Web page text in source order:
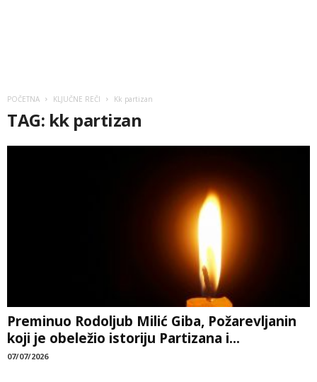
POČETNA KLJUČNE REČI Kk partizan
TAG: kk partizan
Preminuo Rodoljub Milić Giba, Požarevljanin
koji je obeležio istoriju Partizana i...
07/07/2026